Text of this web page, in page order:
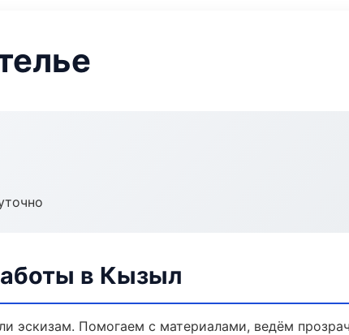
в Кызыл
эскизам. Помогаем с материалами, ведём